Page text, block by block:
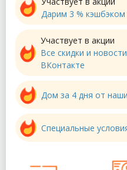
Дарим 3 % кэшбэком
Участвует в акции
Все скидки и
ВКонтакте
Дом за 4 дня от
Специальные